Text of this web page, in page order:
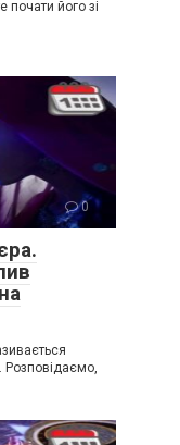
почати його зі
0
Розповідаємо,